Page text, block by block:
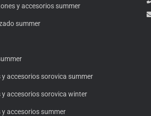
y accesorios summer
summer
y accesorios sorovica summer
y accesorios sorovica winter
y accesorios summer